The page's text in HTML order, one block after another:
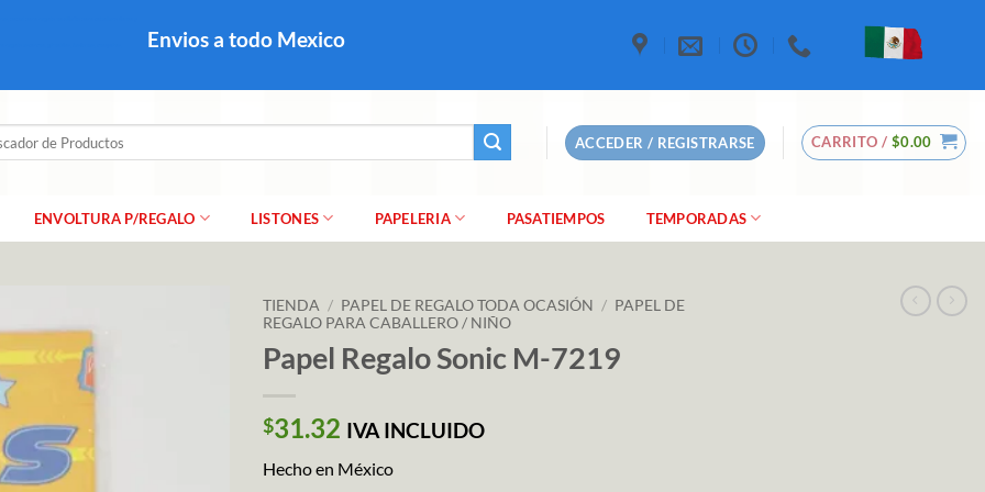
Envios a todo Mexico
ACCEDER / REGISTRARSE CARRITO / $0.00
ENVOLTURA P/REGALO LISTONES PAPELERIA PASATIEMPOS TEMPORADAS
TIENDA / PAPEL DE REGALO TODA OCASIÓN / PAPEL DE
REGALO PARA CABALLERO / NIÑO
Papel Regalo Sonic M-7219
$31.32 IVA INCLUIDO
Hecho en México